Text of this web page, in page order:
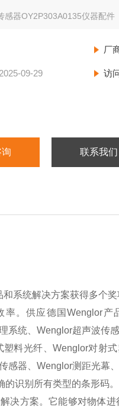
感器OY2P303A0135仪器配件
厂
2025-09-29 访
联系我们
系统解决方案获得多个
。供应德国Wenglor产
系统、Wenglor超声波传
料光纤、Wenglor对射
感器、Wenglor测距光幕
识别所有类型的条形码。
决方案。它能够对物体